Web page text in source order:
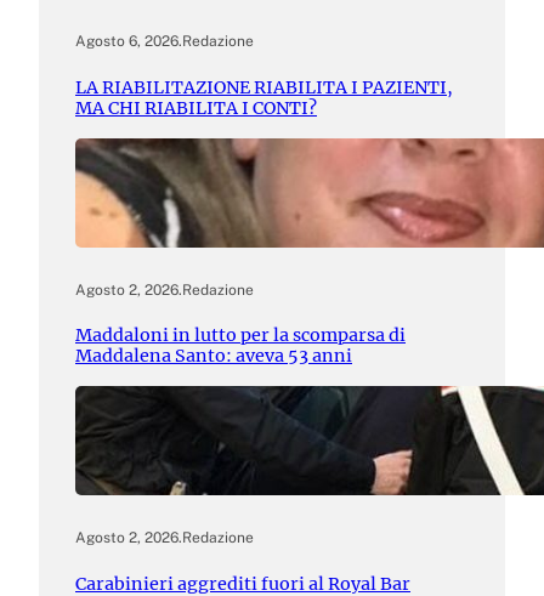
Agosto 6, 2026.Redazione
LA RIABILITAZIONE RIABILITA I PAZIENTI,
MA CHI RIABILITA I CONTI?
Agosto 2, 2026.Redazione
Maddaloni in lutto per la scomparsa di
Maddalena Santo: aveva 53 anni
Agosto 2, 2026.Redazione
Carabinieri aggrediti fuori al Royal Bar